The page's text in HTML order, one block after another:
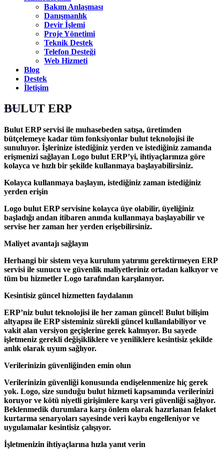
Bakım Anlaşması
Danışmanlık
Devir İşlemi
Proje Yönetimi
Teknik Destek
Telefon Desteği
Web Hizmeti
Blog
Destek
İletişim
BULUT ERP
Bulut ERP servisi ile muhasebeden satışa, üretimden
bütçelemeye kadar tüm fonksiyonlar bulut teknolojisi ile
sunuluyor. İşlerinize istediğiniz yerden ve istediğiniz zamanda
erişmenizi sağlayan Logo bulut ERP’yi, ihtiyaçlarınıza göre
kolayca ve hızlı bir şekilde kullanmaya başlayabilirsiniz.
Kolayca kullanmaya başlayın, istediğiniz zaman istediğiniz
yerden erişin
Logo bulut ERP servisine kolayca üye olabilir, üyeliğiniz
başladığı andan itibaren anında kullanmaya başlayabilir ve
servise her zaman her yerden erişebilirsiniz.
Maliyet avantajı sağlayın
Herhangi bir sistem veya kurulum yatırımı gerektirmeyen ERP
servisi ile sunucu ve güvenlik maliyetleriniz ortadan kalkıyor ve
tüm bu hizmetler Logo tarafından karşılanıyor.
Kesintisiz güncel hizmetten faydalanın
ERP’niz bulut teknolojisi ile her zaman güncel! Bulut bilişim
altyapısı ile ERP sisteminiz sürekli güncel kullanılabiliyor ve
vakit alan versiyon geçişlerine gerek kalmıyor. Bu sayede
işletmeniz gerekli değişikliklere ve yeniliklere kesintisiz şekilde
anlık olarak uyum sağlıyor.
Verilerinizin güvenliğinden emin olun
Verilerinizin güvenliği konusunda endişelenmenize hiç gerek
yok. Logo, size sunduğu bulut hizmeti kapsamında verilerinizi
koruyor ve kötü niyetli girişimlere karşı veri güvenliği sağlıyor.
Beklenmedik durumlara karşı önlem olarak hazırlanan felaket
kurtarma senaryoları sayesinde veri kaybı engelleniyor ve
uygulamalar kesintisiz çalışıyor.
İşletmenizin ihtiyaçlarına hızla yanıt verin